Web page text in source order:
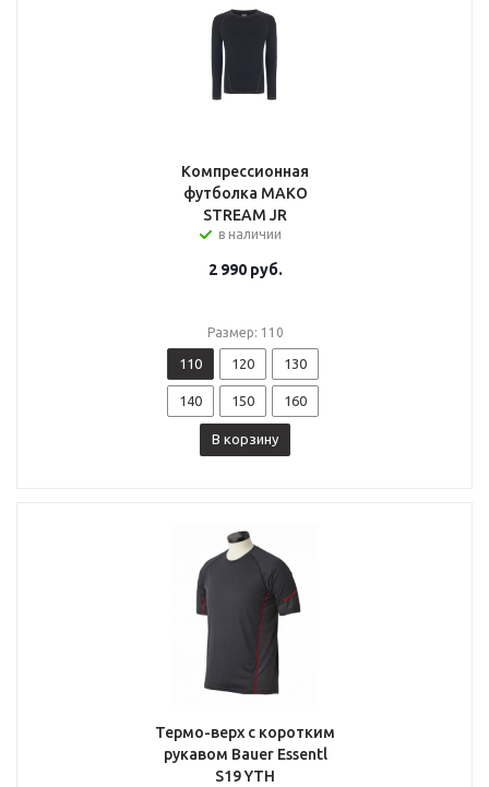
Компрессионная
футболка MAKO
STREAM JR
в наличии
2 990руб.
Размер: 110
110 120 130
140 150 160
В корзину
Термо-верх с коротким
рукавом Bauer Essentl
S19 YTH